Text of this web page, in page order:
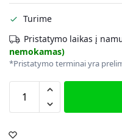
Turime
Pristatymo laikas į
nemokamas)
*Pristatymo terminai yra